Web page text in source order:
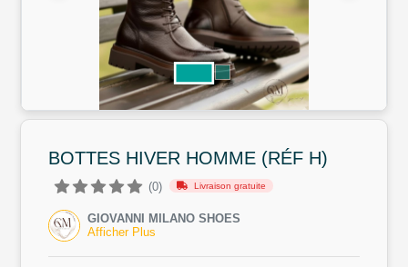
BOTTES HIVER HOMME (RÉF H)
(0) Livraison gratuite
GIOVANNI MILANO SHOES
Afficher Plus